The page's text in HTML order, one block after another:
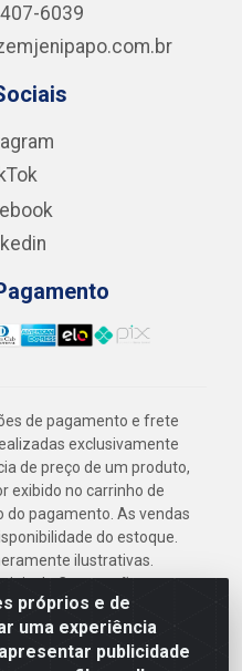
próprios e de
uma experiência
publicidade
6039
de pagamento e frete
exclusivamente
de preço de um produto,
exibido no carrinho de
pagamento. As vendas
do estoque.
ilustrativas.
de Construção em
2691 - Guabiraba,
630 - CNPJ
0001-